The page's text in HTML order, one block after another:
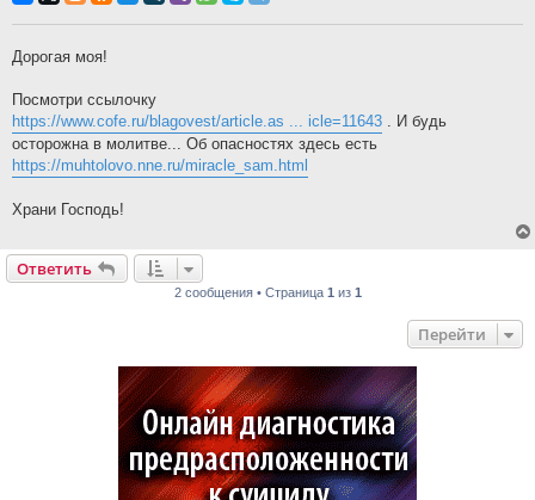
Дорогая моя!
Посмотри ссылочку
https://www.cofe.ru/blagovest/article.as ... icle=11643 . И будь
осторожна в молитве... Об опасностях здесь есть
https://muhtolovo.nne.ru/miracle_sam.html
Храни Господь!
Ответить
2 сообщения • Страница 1 из 1
Перейти